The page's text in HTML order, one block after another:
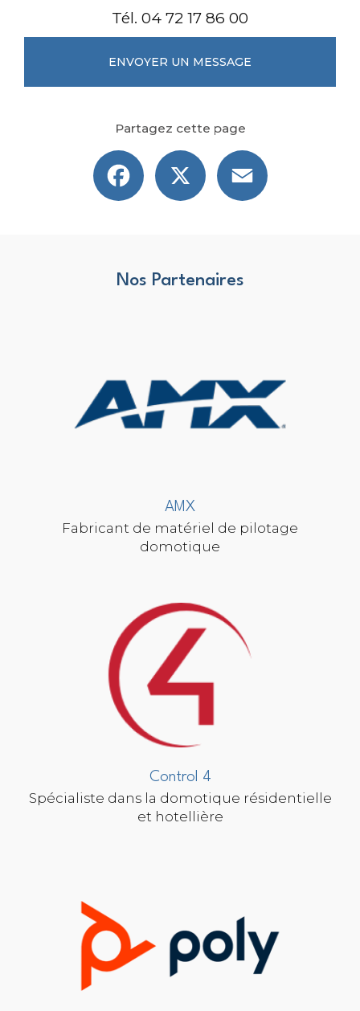
Tél. 04 72 17 86 00
ENVOYER UN MESSAGE
Partagez cette page
Facebook
Nos Partenaires
AMX
Fabricant de matériel de pilotage
domotique
Control 4
Spécialiste dans la domotique résidentielle
et hotellière